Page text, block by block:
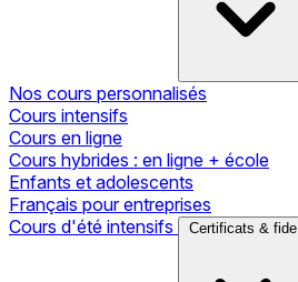
Nos cours personnalisés
Cours intensifs
Cours en ligne
Cours hybrides : en ligne + école
Enfants et adolescents
Français pour entreprises
Cours d'été intensifs
Certificats & fide